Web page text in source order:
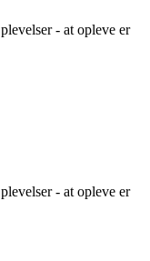
- at opleve er
- at opleve er